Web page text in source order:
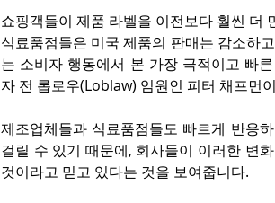
쇼핑객들이 제품 라벨을 이전보다 훨씬 더
식료품점들은 미국 제품의 판매는 감소하
는 소비자 행동에서 본 가장 극적이고 빠
자 전 롭로우(Loblaw) 임원인 피터 채프먼
제조업체들과 식료품점들도 빠르게 반응
걸릴 수 있기 때문에, 회사들이 이러한 변
것이라고 믿고 있다는 것을 보여줍니다.